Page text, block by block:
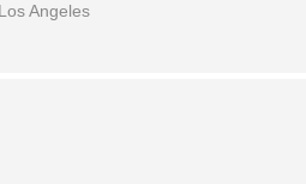
Angeles